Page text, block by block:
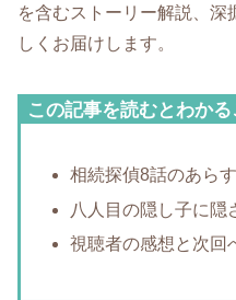
を含むストーリー解説、
しくお届けします。
この記事を読むとわかる
相続探偵8話のあら
八人目の隠し子に隠
視聴者の感想と次回